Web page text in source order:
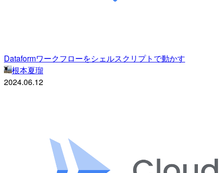
Dataformワークフローをシェルスクリプトで動かす
根本夏瑠
2024.06.12